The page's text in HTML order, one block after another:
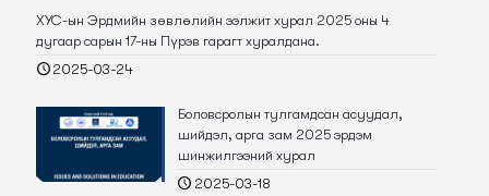
ХУС-ын Эрдмийн зөвлөлийн ээлжит хурал 2025 оны 4
дугаар сарын 17-ны Пүрэв гарагт хуралдана.
2025-03-24
Боловсролын тулгамдсан асуудал,
шийдэл, арга зам 2025 эрдэм
шинжилгээний хурал
2025-03-18